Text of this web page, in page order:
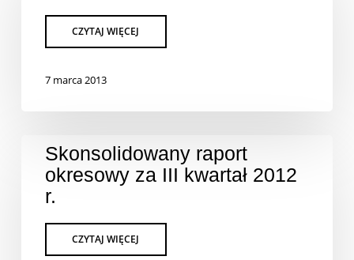
7 marca 2013
Skonsolidowany raport
okresowy za III kwartał 2012
r.